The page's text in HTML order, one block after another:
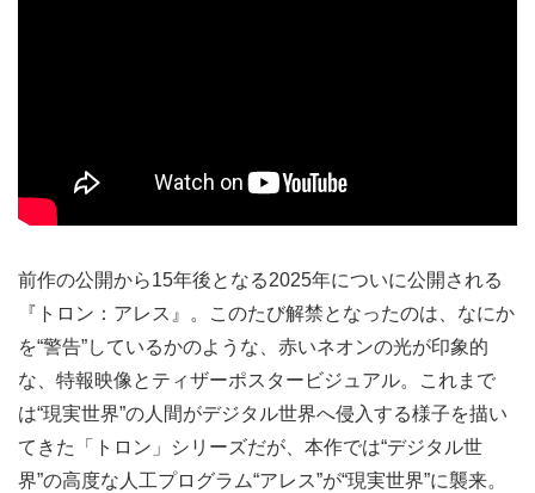
前作の公開から15年後となる2025年についに公開される
『トロン：アレス』。このたび解禁となったのは、なにか
を“警告”しているかのような、赤いネオンの光が印象的
な、特報映像とティザーポスタービジュアル。これまで
は“現実世界”の人間がデジタル世界へ侵入する様子を描い
てきた「トロン」シリーズだが、本作では“デジタル世
界”の高度な人工プログラム“アレス”が“現実世界”に襲来。